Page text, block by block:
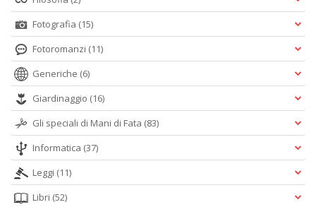
Fotografia (15)
Fotoromanzi (11)
Generiche (6)
Giardinaggio (16)
Gli speciali di Mani di Fata (83)
Informatica (37)
Leggi (11)
Libri (52)